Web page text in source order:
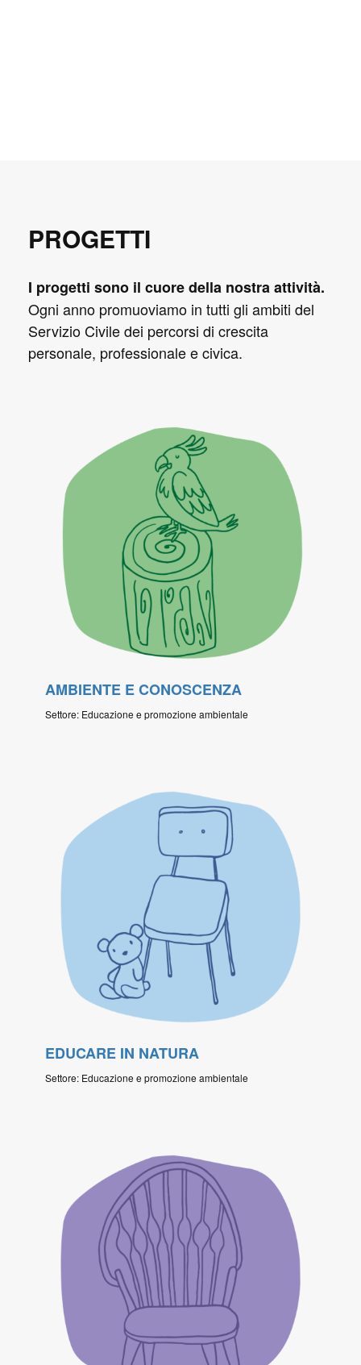
PROGETTI
I progetti sono il cuore della nostra attività.
Ogni anno promuoviamo in tutti gli ambiti del
Servizio Civile dei percorsi di crescita
personale, professionale e civica.
AMBIENTE E CONOSCENZA
Settore: Educazione e promozione ambientale
EDUCARE IN NATURA
Settore: Educazione e promozione ambientale